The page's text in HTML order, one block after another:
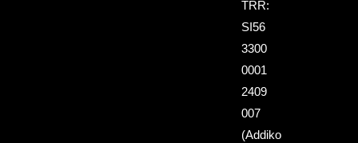
TRR:
SI56
3300
0001
2409
007
(Addiko